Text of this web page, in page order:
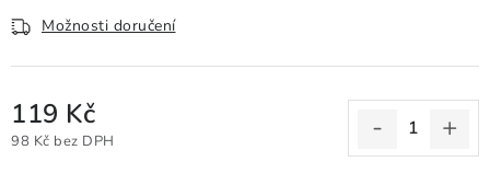
Možnosti doručení
119 Kč
98 Kč bez DPH